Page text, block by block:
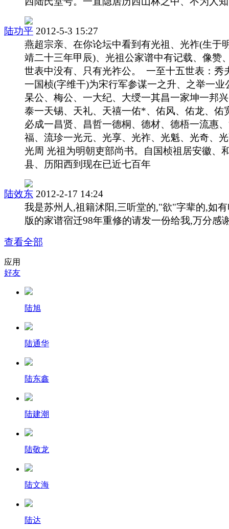
陆功平 2012-5-3 15:27
燕超宗亲、在你论坛中看到有光祖、光祚(生于
靖二十三年甲辰)、光祖公家谱中有记载、像赞
世表中没有、只有光祚公。 一至十五世表：秀
一国桢(字维干)为宋行军参谋一之升、之举一业
杲公、梅公、一大纪、大绶一其昌一家坤一邦
泰一天锡、天礼、天禧一佑*、佑风、佑龙、佑
必成一昌贤、昌哲一德桐、德材、德梧一流惠
福、流珍一光元、光享、光祚、光魁、光奇、
光周 光祖为明朝吏部尚书。自国桢祖居安徽、
县、历阳西到现在已近七百年
陆效东 2012-2-17 14:24
我是苏州人,祖籍沭阳,三听堂的,"欲"字辈的,如
版的家谱宿迁98年重修的请发一份给我,万分感
查看全部
应用
好友
陆旭
陆通华
陆东鑫
陆建潮
陆敬龙
陆文海
陆达